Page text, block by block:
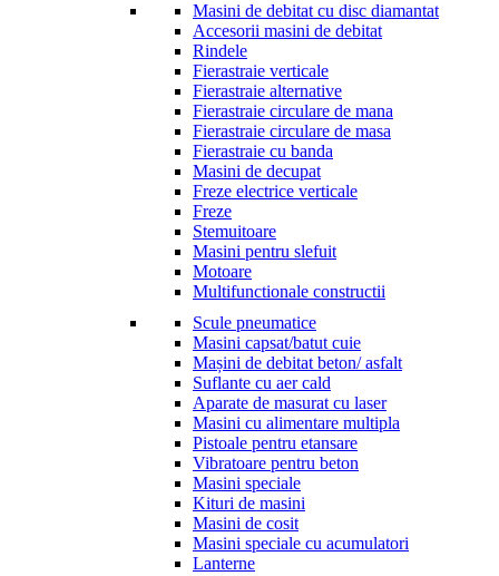
Masini de debitat cu disc diamantat
Accesorii masini de debitat
Rindele
Fierastraie verticale
Fierastraie alternative
Fierastraie circulare de mana
Fierastraie circulare de masa
Fierastraie cu banda
Masini de decupat
Freze electrice verticale
Freze
Stemuitoare
Masini pentru slefuit
Motoare
Multifunctionale constructii
Scule pneumatice
Masini capsat/batut cuie
Mașini de debitat beton/ asfalt
Suflante cu aer cald
Aparate de masurat cu laser
Masini cu alimentare multipla
Pistoale pentru etansare
Vibratoare pentru beton
Masini speciale
Kituri de masini
Masini de cosit
Masini speciale cu acumulatori
Lanterne